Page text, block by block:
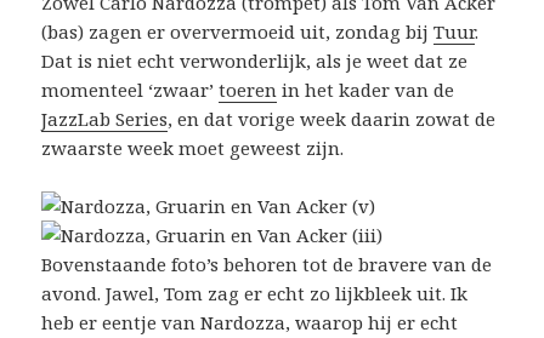
(bas) zagen er oververmoeid uit, zondag bijTuur.
Dat is niet echt verwonderlijk, als je weet dat ze
momenteel ‘zwaar’toeren in het kader van de
JazzLab Series, en dat vorige week daarin zowat de
zwaarste week moet geweest zijn.
Bovenstaande foto’s behoren tot de bravere van de
avond. Jawel, Tom zag er echt zo lijkbleek uit. Ik
heb er eentje van Nardozza, waarop hij er echt